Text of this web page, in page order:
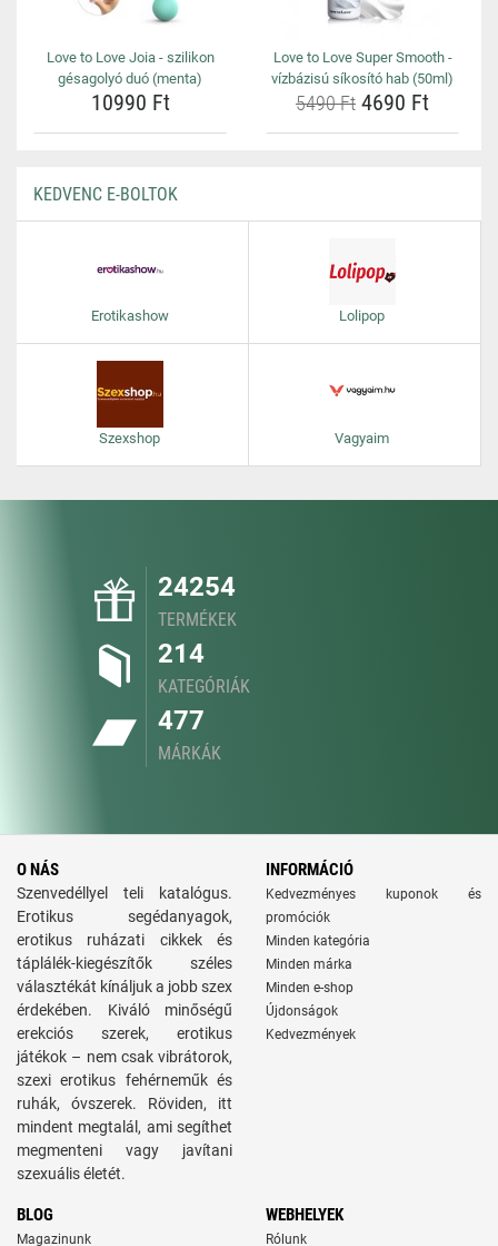
Love to Love Joia - szilikon
gésagolyó duó (menta)
10990 Ft
Love to Love Super Smooth -
vízbázisú síkosító hab (50ml)
5490 Ft 4690 Ft
KEDVENC E-BOLTOK
Erotikashow Lolipop
Szexshop Vagyaim
24254
TERMÉKEK
214
KATEGÓRIÁK
477
MÁRKÁK
O NÁS
Szenvedéllyel teli katalógus.
Erotikus segédanyagok,
erotikus ruházati cikkek és
táplálék-kiegészítők széles
választékát kínáljuk a jobb szex
érdekében. Kiváló minőségű
erekciós szerek, erotikus
játékok – nem csak vibrátorok,
szexi erotikus fehérneműk és
ruhák, óvszerek. Röviden, itt
mindent megtalál, ami segíthet
megmenteni vagy javítani
szexuális életét.
INFORMÁCIÓ
Kedvezményes kuponok és
promóciók
Minden kategória
Minden márka
Minden e-shop
Újdonságok
Kedvezmények
BLOG
Magazinunk
WEBHELYEK
Rólunk